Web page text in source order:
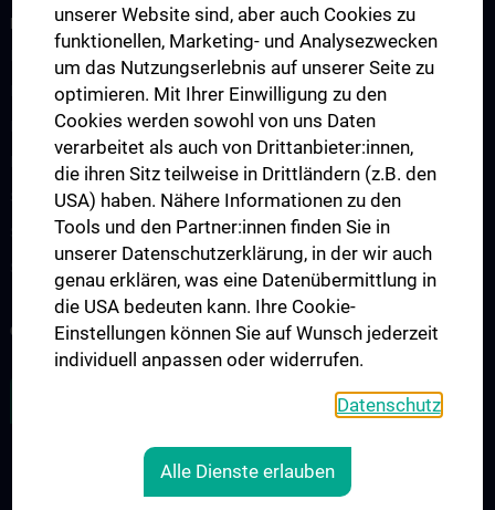
LEHRE UND PROJEKTE
Mentoring-Programme
Infos für Lehrende
Integriertes Klinisch-Praktisches Propädeutikum (IKPP/OSCE)
Simulationspatient:innen-Programm (SPP)
Skills Lines Humanmedizin
COMPUTER LERN STUDIO - CLS
unserer Website sind, aber auch Cookies zu
funktionellen, Marketing- und Analysezwecken
um das Nutzungserlebnis auf unserer Seite zu
optimieren. Mit Ihrer Einwilligung zu den
Cookies werden sowohl von uns Daten
verarbeitet als auch von Drittanbieter:innen,
die ihren Sitz teilweise in Drittländern (z.B. den
USA) haben. Nähere Informationen zu den
Tools und den Partner:innen finden Sie in
unserer Datenschutzerklärung, in der wir auch
genau erklären, was eine Datenübermittlung in
die USA bedeuten kann. Ihre Cookie-
Einstellungen können Sie auf Wunsch jederzeit
individuell anpassen oder widerrufen.
Datenschutz
Alle Dienste erlauben